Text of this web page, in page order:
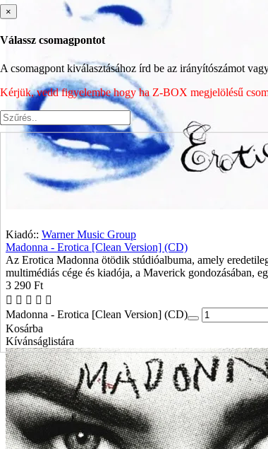
Kiadó:: Warner Music Group
Madonna - Erotica [Clean Version] (CD)
Az Erotica Madonna ötödik stúdióalbuma, amely
multimédiás cége és kiadója, a Maverick gondozásában,
3 290 Ft
Madonna - Erotica [Clean Version] (CD)
Kosárba
Kívánságlistára
×
Válassz csomagpontot
A csomagpont kiválasztásához írd be az irányítószámot
Kérjük, vedd figyelembe hogy ha Z-BOX megjelölésű